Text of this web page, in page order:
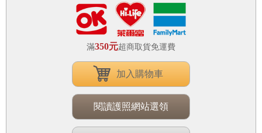
滿350元超商取貨免運費
加入購物車
閱讀護照網站選領